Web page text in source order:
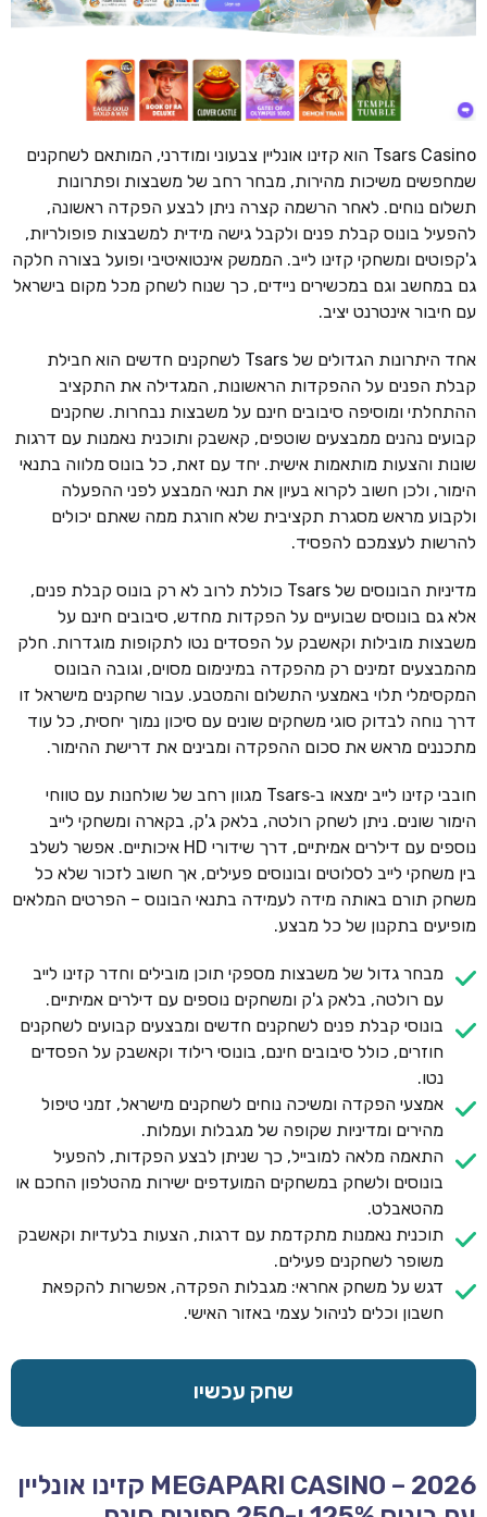
Tsars Casino הוא קזינו אונליין צבעוני ומודרני, המותאם לשחקנים
שמחפשים משיכות מהירות, מבחר רחב של משבצות ופתרונות
תשלום נוחים. לאחר הרשמה קצרה ניתן לבצע הפקדה ראשונה,
להפעיל בונוס קבלת פנים ולקבל גישה מידית למשבצות פופולריות,
ג'קפוטים ומשחקי קזינו לייב. הממשק אינטואיטיבי ופועל בצורה חלקה
גם במחשב וגם במכשירים ניידים, כך שנוח לשחק מכל מקום בישראל
עם חיבור אינטרנט יציב.
אחד היתרונות הגדולים של Tsars לשחקנים חדשים הוא חבילת
קבלת הפנים על ההפקדות הראשונות, המגדילה את התקציב
ההתחלתי ומוסיפה סיבובים חינם על משבצות נבחרות. שחקנים
קבועים נהנים ממבצעים שוטפים, קאשבק ותוכנית נאמנות עם דרגות
שונות והצעות מותאמות אישית. יחד עם זאת, כל בונוס מלווה בתנאי
הימור, ולכן חשוב לקרוא בעיון את תנאי המבצע לפני ההפעלה
ולקבוע מראש מסגרת תקציבית שלא חורגת ממה שאתם יכולים
להרשות לעצמכם להפסיד.
מדיניות הבונוסים של Tsars כוללת לרוב לא רק בונוס קבלת פנים,
אלא גם בונוסים שבועיים על הפקדות מחדש, סיבובים חינם על
משבצות מובילות וקאשבק על הפסדים נטו לתקופות מוגדרות. חלק
מהמבצעים זמינים רק מהפקדה במינימום מסוים, וגובה הבונוס
המקסימלי תלוי באמצעי התשלום והמטבע. עבור שחקנים מישראל זו
דרך נוחה לבדוק סוגי משחקים שונים עם סיכון נמוך יחסית, כל עוד
מתכננים מראש את סכום ההפקדה ומבינים את דרישת ההימור.
חובבי קזינו לייב ימצאו ב‑Tsars מגוון רחב של שולחנות עם טווחי
הימור שונים. ניתן לשחק רולטה, בלאק ג'ק, בקארה ומשחקי לייב
נוספים עם דילרים אמיתיים, דרך שידורי HD איכותיים. אפשר לשלב
בין משחקי לייב לסלוטים ובונוסים פעילים, אך חשוב לזכור שלא כל
משחק תורם באותה מידה לעמידה בתנאי הבונוס – הפרטים המלאים
מופיעים בתקנון של כל מבצע.
מבחר גדול של משבצות מספקי תוכן מובילים וחדר קזינו לייב
עם רולטה, בלאק ג'ק ומשחקים נוספים עם דילרים אמיתיים.
בונוסי קבלת פנים לשחקנים חדשים ומבצעים קבועים לשחקנים
חוזרים, כולל סיבובים חינם, בונוסי רילוד וקאשבק על הפסדים
נטו.
אמצעי הפקדה ומשיכה נוחים לשחקנים מישראל, זמני טיפול
מהירים ומדיניות שקופה של מגבלות ועמלות.
התאמה מלאה למובייל, כך שניתן לבצע הפקדות, להפעיל
בונוסים ולשחק במשחקים המועדפים ישירות מהטלפון החכם או
מהטאבלט.
תוכנית נאמנות מתקדמת עם דרגות, הצעות בלעדיות וקאשבק
משופר לשחקנים פעילים.
דגש על משחק אחראי: מגבלות הפקדה, אפשרות להקפאת
חשבון וכלים לניהול עצמי באזור האישי.
שחק עכשיו
MEGAPARI CASINO – 2026 קזינו אונליין